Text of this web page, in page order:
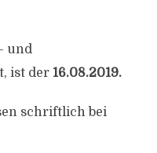
und
ist der 16.08.2019.
schriftlich bei